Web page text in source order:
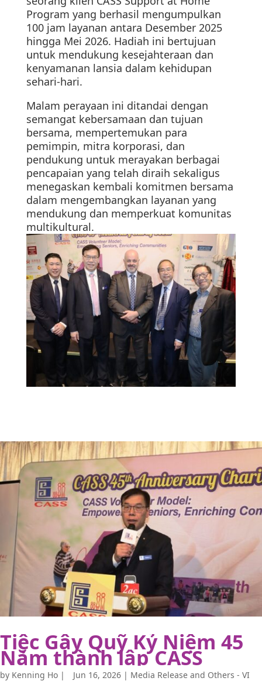
Program yang berhasil mengumpulkan
100 jam layanan antara Desember 2025
hingga Mei 2026. Hadiah ini bertujuan
untuk mendukung kesejahteraan dan
kenyamanan lansia dalam kehidupan
sehari-hari.
Malam perayaan ini ditandai dengan
semangat kebersamaan dan tujuan
bersama, mempertemukan para
pemimpin, mitra korporasi, dan
pendukung untuk merayakan berbagai
pencapaian yang telah diraih sekaligus
menegaskan kembali komitmen bersama
dalam mengembangkan layanan yang
mendukung dan memperkuat komunitas
multikultural.
Tiệc Gây Quỹ Kỷ Niệm 45
Năm thành lập CASS
by Kenning Ho | Jun 16, 2026 | Media Release and Others - VI